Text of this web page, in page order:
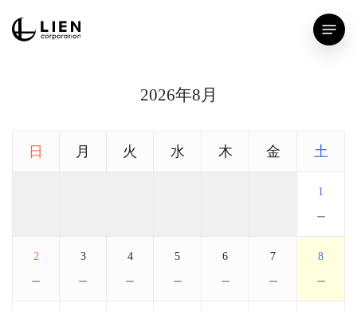
Menu
2026年8月
日 月 火 水 木 金 土
1
－
2
－
3
－
4
－
5
－
6
－
7
－
8
－